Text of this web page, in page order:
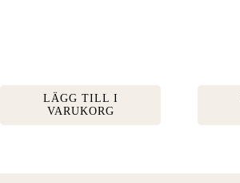
LÄGG TILL I
VARUKORG